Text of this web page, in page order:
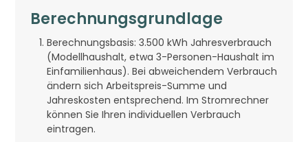
Berechnungsgrundlage
Berechnungsbasis: 3.500 kWh Jahresverbrauch
(Modellhaushalt, etwa 3-Personen-Haushalt im
Einfamilienhaus). Bei abweichendem Verbrauch
ändern sich Arbeitspreis-Summe und
Jahreskosten entsprechend. Im Stromrechner
können Sie Ihren individuellen Verbrauch
eintragen.